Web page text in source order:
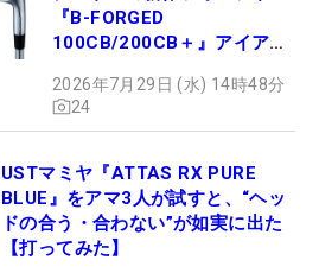
『B-FORGED
100CB/200CB＋』アイアン
2026年7月29日 (水) 14時48分
24
USTマミヤ『ATTAS RX PURE
BLUE』をアマ3人が試すと、“ヘッ
ドの合う・合わない”が如実に出た
【打ってみた】